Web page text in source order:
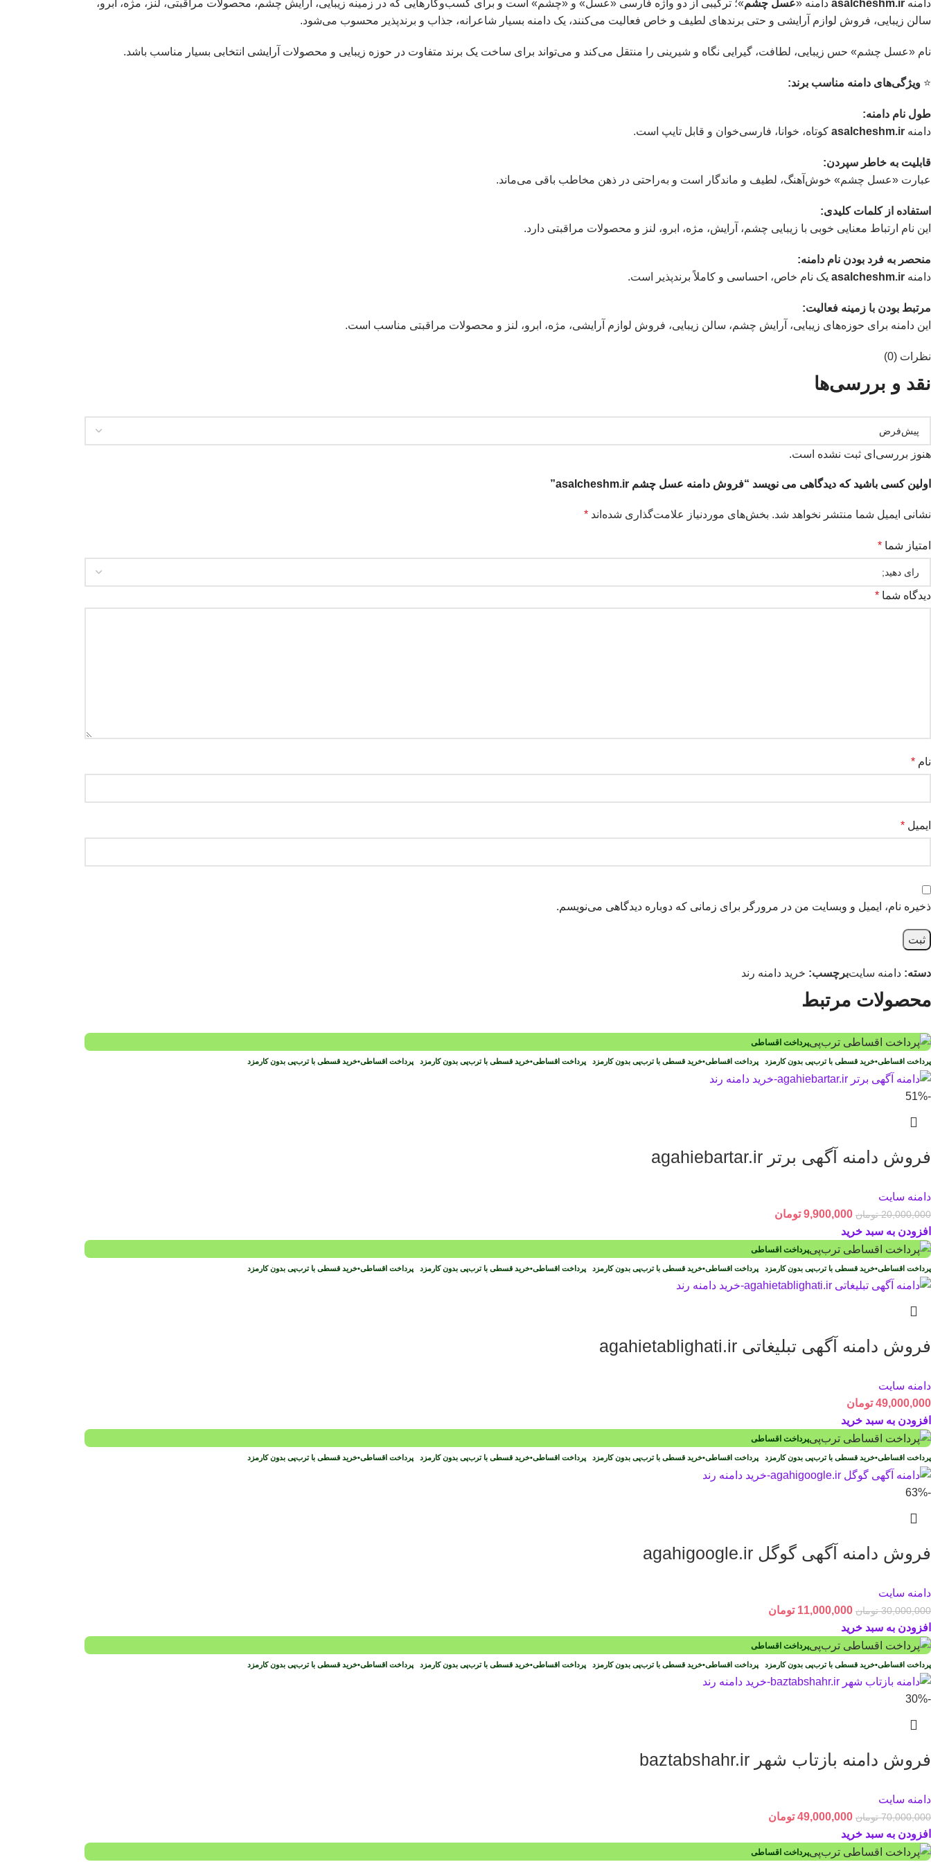
دامنه asalcheshm.ir دامنه «عسل چشم»؛ ترکیبی از دو واژه فارسی «عسل» و «چشم» است و برای کسب‌وکارهایی که در زمینه زیبایی، آرایش چشم، محصولات مراقبتی، لنز، مژه، ابرو،
سالن زیبایی، فروش لوازم آرایشی و حتی برندهای لطیف و خاص فعالیت می‌کنند، یک دامنه بسیار شاعرانه، جذاب و برندپذیر محسوب می‌شود.
نام «عسل چشم» حس زیبایی، لطافت، گیرایی نگاه و شیرینی را منتقل می‌کند و می‌تواند برای ساخت یک برند متفاوت در حوزه زیبایی و محصولات آرایشی انتخابی بسیار مناسب باشد.
⭐️ ویژگی‌های دامنه مناسب برند:
طول نام دامنه:
دامنه asalcheshm.ir کوتاه، خوانا، فارسی‌خوان و قابل تایپ است.
قابلیت به خاطر سپردن:
عبارت «عسل چشم» خوش‌آهنگ، لطیف و ماندگار است و به‌راحتی در ذهن مخاطب باقی می‌ماند.
استفاده از کلمات کلیدی:
این نام ارتباط معنایی خوبی با زیبایی چشم، آرایش، مژه، ابرو، لنز و محصولات مراقبتی دارد.
منحصر به فرد بودن نام دامنه:
دامنه asalcheshm.ir یک نام خاص، احساسی و کاملاً برندپذیر است.
مرتبط بودن با زمینه فعالیت:
این دامنه برای حوزه‌های زیبایی، آرایش چشم، سالن زیبایی، فروش لوازم آرایشی، مژه، ابرو، لنز و محصولات مراقبتی مناسب است.
نظرات (0)
نقد و بررسی‌ها
هنوز بررسی‌ای ثبت نشده است.
اولین کسی باشید که دیدگاهی می نویسد “فروش دامنه عسل چشم asalcheshm.ir”
نشانی ایمیل شما منتشر نخواهد شد. بخش‌های موردنیاز علامت‌گذاری شده‌اند *
امتیاز شما *
دیدگاه شما *
نام *
ایمیل *
ذخیره نام، ایمیل و وبسایت من در مرورگر برای زمانی که دوباره دیدگاهی می‌نویسم.
دسته: دامنه سایتبرچسب: خرید دامنه رند
محصولات مرتبط
پرداخت اقساطی
پرداخت اقساطی•خرید قسطی با ترب‌پی بدون کارمزد پرداخت اقساطی•خرید قسطی با ترب‌پی بدون کارمزد پرداخت اقساطی•خرید قسطی با ترب‌پی بدون کارمزد پرداخت اقساطی•خرید قسطی با ترب‌پی بدون کارمزد
-51%
فروش دامنه آگهی برتر agahiebartar.ir
دامنه سایت
20,000,000 تومان 9,900,000 تومان
افزودن به سبد خرید
پرداخت اقساطی
پرداخت اقساطی•خرید قسطی با ترب‌پی بدون کارمزد پرداخت اقساطی•خرید قسطی با ترب‌پی بدون کارمزد پرداخت اقساطی•خرید قسطی با ترب‌پی بدون کارمزد پرداخت اقساطی•خرید قسطی با ترب‌پی بدون کارمزد
فروش دامنه آگهی تبلیغاتی agahietablighati.ir
دامنه سایت
49,000,000 تومان
افزودن به سبد خرید
پرداخت اقساطی
پرداخت اقساطی•خرید قسطی با ترب‌پی بدون کارمزد پرداخت اقساطی•خرید قسطی با ترب‌پی بدون کارمزد پرداخت اقساطی•خرید قسطی با ترب‌پی بدون کارمزد پرداخت اقساطی•خرید قسطی با ترب‌پی بدون کارمزد
-63%
فروش دامنه آگهی گوگل agahigoogle.ir
دامنه سایت
30,000,000 تومان 11,000,000 تومان
افزودن به سبد خرید
پرداخت اقساطی
پرداخت اقساطی•خرید قسطی با ترب‌پی بدون کارمزد پرداخت اقساطی•خرید قسطی با ترب‌پی بدون کارمزد پرداخت اقساطی•خرید قسطی با ترب‌پی بدون کارمزد پرداخت اقساطی•خرید قسطی با ترب‌پی بدون کارمزد
-30%
فروش دامنه بازتاب شهر baztabshahr.ir
دامنه سایت
70,000,000 تومان 49,000,000 تومان
افزودن به سبد خرید
پرداخت اقساطی